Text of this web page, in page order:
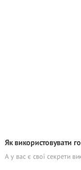
Як використовувати
А у вас є свої секрети